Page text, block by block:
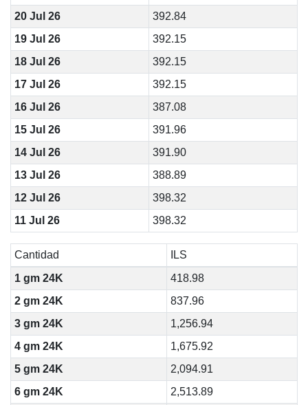
20 Jul 26
392.84
19 Jul 26
392.15
18 Jul 26
392.15
17 Jul 26
392.15
16 Jul 26
387.08
15 Jul 26
391.96
14 Jul 26
391.90
13 Jul 26
388.89
12 Jul 26
398.32
11 Jul 26
398.32
Cantidad
ILS
1 gm 24K
418.98
2 gm 24K
837.96
3 gm 24K
1,256.94
4 gm 24K
1,675.92
5 gm 24K
2,094.91
6 gm 24K
2,513.89